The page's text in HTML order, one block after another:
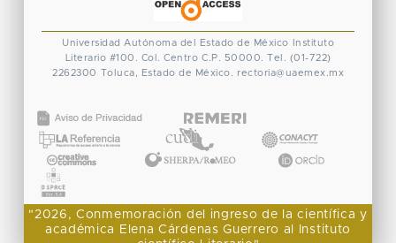
Universidad Autónoma del Estado de México
Instituto
Literario #100. Col. Centro C.P. 50000. Tel. (01-722)
2262300 Toluca, Estado de México. rectoria@uaemex.mx
"2026, Conmemoración del ingreso de la científica y
académica Elena Cárdenas Guerrero al Instituto